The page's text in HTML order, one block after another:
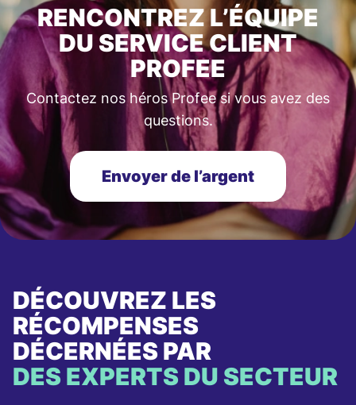
RENCONTREZ L’ÉQUIPE
DU SERVICE CLIENT
PROFEE
Contactez nos héros Profee si vous avez des
questions.
Envoyer de l’argent
DÉCOUVREZ LES
RÉCOMPENSES
DÉCERNÉES PAR
DES EXPERTS DU SECTEUR